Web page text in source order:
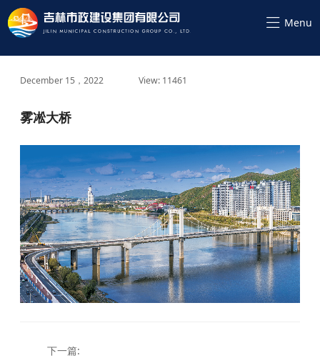
December 15，2022 View: 11461
雾凇大桥